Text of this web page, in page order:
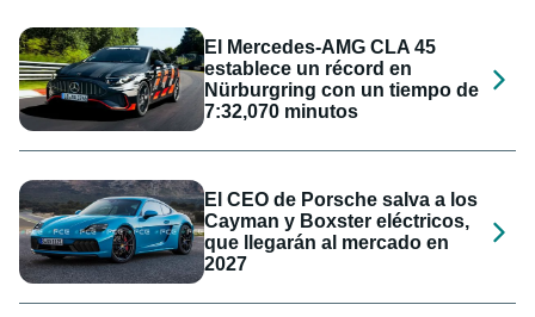
El Mercedes-AMG CLA 45
establece un récord en
Nürburgring con un tiempo de
7:32,070 minutos
El CEO de Porsche salva a los
Cayman y Boxster eléctricos,
que llegarán al mercado en
2027